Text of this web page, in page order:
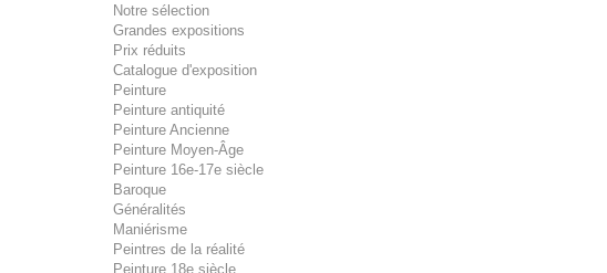
Notre sélection
Grandes expositions
Prix réduits
Catalogue d'exposition
Peinture
Peinture antiquité
Peinture Ancienne
Peinture Moyen-Âge
Peinture 16e-17e siècle
Baroque
Généralités
Maniérisme
Peintres de la réalité
Peinture 18e siècle